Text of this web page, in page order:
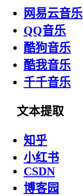
网易云音乐
QQ音乐
酷狗音乐
酷我音乐
千千音乐
文本提取
知乎
小红书
CSDN
博客园